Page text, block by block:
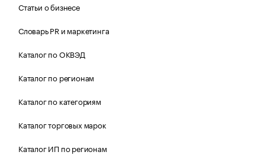
Статьи о бизнесе
Словарь PR и маркетинга
Каталог по ОКВЭД
Каталог по регионам
Каталог по категориям
Каталог торговых марок
Каталог ИП по регионам